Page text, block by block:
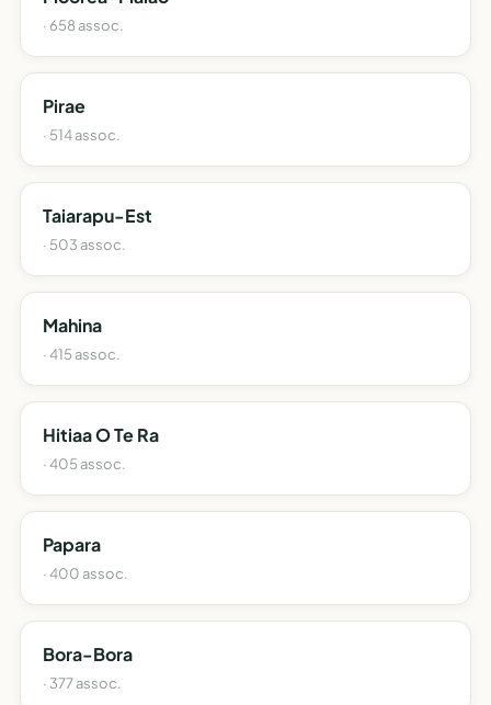
· 658 assoc.
Pirae
· 514 assoc.
Taiarapu-Est
· 503 assoc.
Mahina
· 415 assoc.
Hitiaa O Te Ra
· 405 assoc.
Papara
· 400 assoc.
Bora-Bora
· 377 assoc.